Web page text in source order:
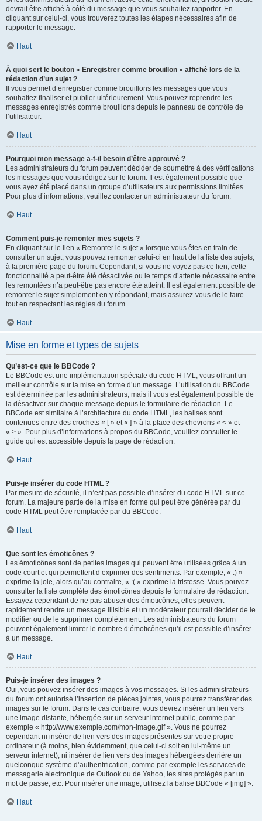
devrait être affiché à côté du message que vous souhaitez rapporter. En
cliquant sur celui-ci, vous trouverez toutes les étapes nécessaires afin de
rapporter le message.
Haut
À quoi sert le bouton « Enregistrer comme brouillon » affiché lors de la
rédaction d’un sujet ?
Il vous permet d’enregistrer comme brouillons les messages que vous
souhaitez finaliser et publier ultérieurement. Vous pouvez reprendre les
messages enregistrés comme brouillons depuis le panneau de contrôle de
l’utilisateur.
Haut
Pourquoi mon message a-t-il besoin d’être approuvé ?
Les administrateurs du forum peuvent décider de soumettre à des vérifications
les messages que vous rédigez sur le forum. Il est également possible que
vous ayez été placé dans un groupe d’utilisateurs aux permissions limitées.
Pour plus d’informations, veuillez contacter un administrateur du forum.
Haut
Comment puis-je remonter mes sujets ?
En cliquant sur le lien « Remonter le sujet » lorsque vous êtes en train de
consulter un sujet, vous pouvez remonter celui-ci en haut de la liste des sujets,
à la première page du forum. Cependant, si vous ne voyez pas ce lien, cette
fonctionnalité a peut-être été désactivée ou le temps d’attente nécessaire entre
les remontées n’a peut-être pas encore été atteint. Il est également possible de
remonter le sujet simplement en y répondant, mais assurez-vous de le faire
tout en respectant les règles du forum.
Haut
Mise en forme et types de sujets
Qu’est-ce que le BBCode ?
Le BBCode est une implémentation spéciale du code HTML, vous offrant un
meilleur contrôle sur la mise en forme d’un message. L’utilisation du BBCode
est déterminée par les administrateurs, mais il vous est également possible de
la désactiver sur chaque message depuis le formulaire de rédaction. Le
BBCode est similaire à l’architecture du code HTML, les balises sont
contenues entre des crochets « [ » et « ] » à la place des chevrons « < » et
« > ». Pour plus d’informations à propos du BBCode, veuillez consulter le
guide qui est accessible depuis la page de rédaction.
Haut
Puis-je insérer du code HTML ?
Par mesure de sécurité, il n’est pas possible d’insérer du code HTML sur ce
forum. La majeure partie de la mise en forme qui peut être générée par du
code HTML peut être remplacée par du BBCode.
Haut
Que sont les émoticônes ?
Les émoticônes sont de petites images qui peuvent être utilisées grâce à un
code court et qui permettent d’exprimer des sentiments. Par exemple, « :) »
exprime la joie, alors qu’au contraire, « :( » exprime la tristesse. Vous pouvez
consulter la liste complète des émoticônes depuis le formulaire de rédaction.
Essayez cependant de ne pas abuser des émoticônes, elles peuvent
rapidement rendre un message illisible et un modérateur pourrait décider de le
modifier ou de le supprimer complètement. Les administrateurs du forum
peuvent également limiter le nombre d’émoticônes qu’il est possible d’insérer
à un message.
Haut
Puis-je insérer des images ?
Oui, vous pouvez insérer des images à vos messages. Si les administrateurs
du forum ont autorisé l’insertion de pièces jointes, vous pourrez transférer des
images sur le forum. Dans le cas contraire, vous devrez insérer un lien vers
une image distante, hébergée sur un serveur internet public, comme par
exemple « http://www.exemple.com/mon-image.gif ». Vous ne pourrez
cependant ni insérer de lien vers des images présentes sur votre propre
ordinateur (à moins, bien évidemment, que celui-ci soit en lui-même un
serveur internet), ni insérer de lien vers des images hébergées derrière un
quelconque système d’authentification, comme par exemple les services de
messagerie électronique de Outlook ou de Yahoo, les sites protégés par un
mot de passe, etc. Pour insérer une image, utilisez la balise BBCode « [img] ».
Haut